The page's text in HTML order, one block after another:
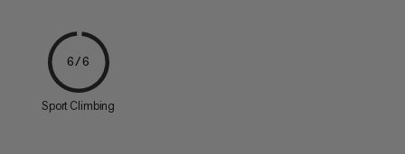
6/6
Sport Climbing